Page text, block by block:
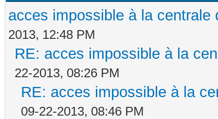
acces impossible à la centrale
2013, 12:48 PM
RE: acces impossible à la
22-2013, 08:26 PM
RE: acces impossible à la
09-22-2013, 08:46 PM